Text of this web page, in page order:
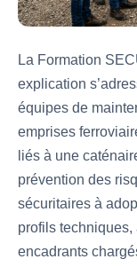
La Formation
explication
équipes de
emprises
liés à une
prévention des
sécuritaires à
profils
encadrants